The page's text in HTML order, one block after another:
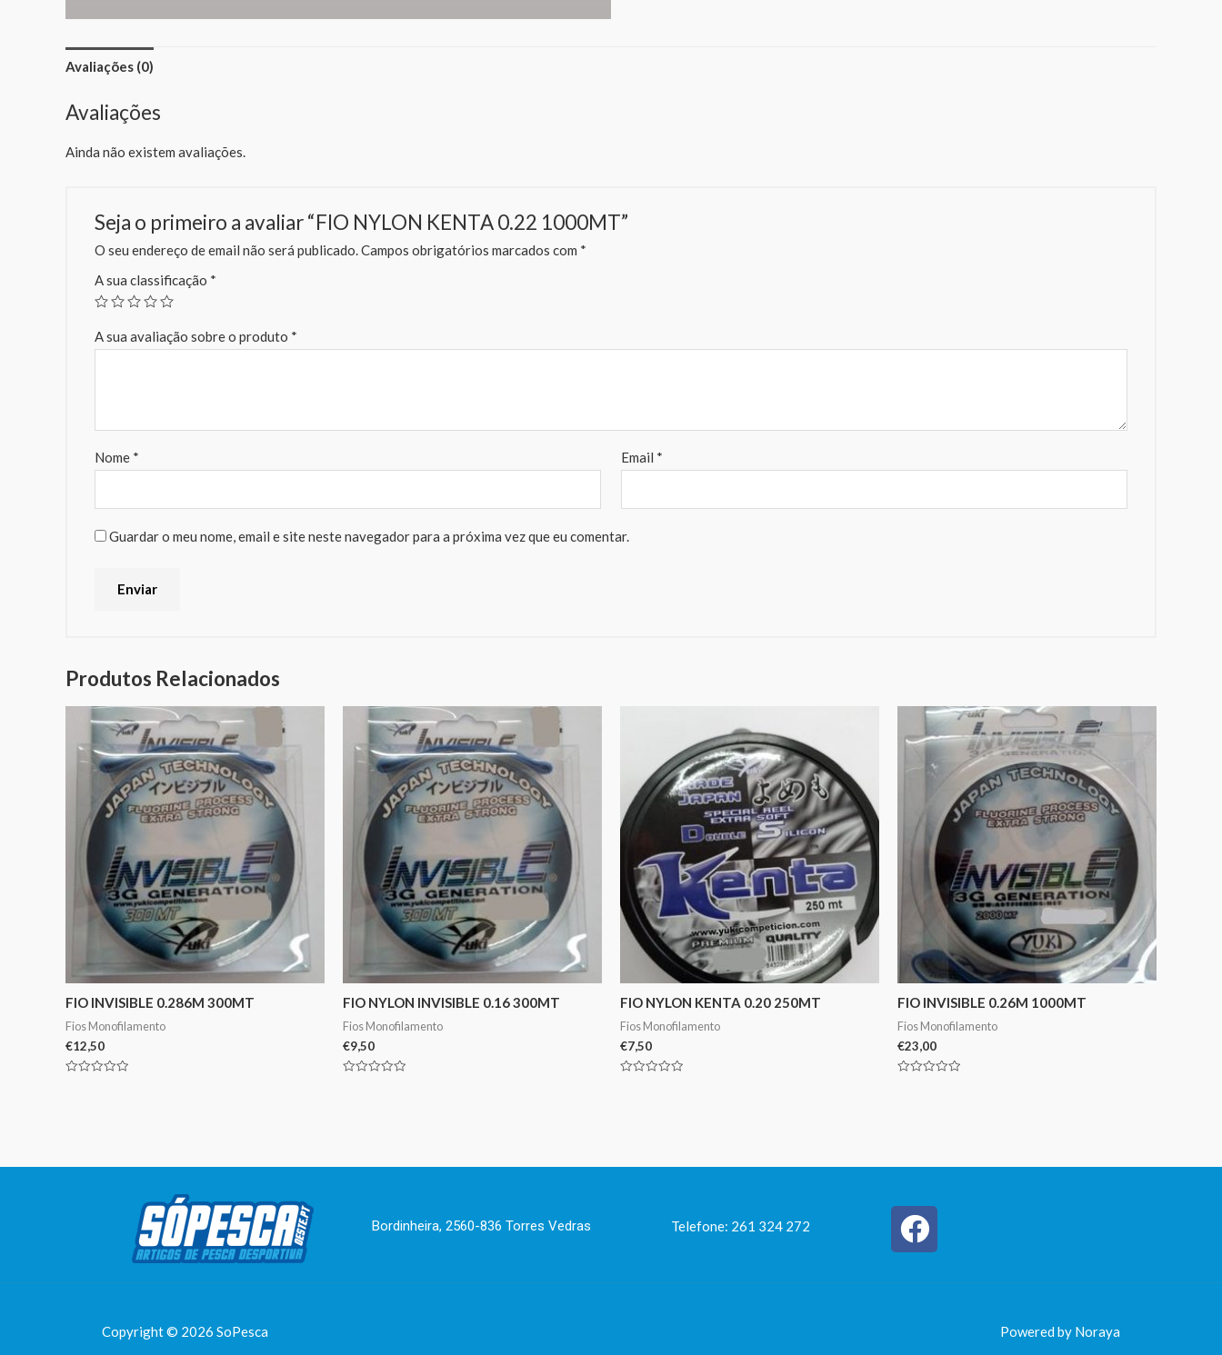
Avaliações (0)
Avaliações
Ainda não existem avaliações.
Seja o primeiro a avaliar “FIO NYLON KENTA 0.22 1000MT”
O seu endereço de email não será publicado.Campos obrigatórios marcados com *
A sua classificação *
A sua avaliação sobre o produto *
Nome * Email *
Guardar o meu nome, email e site neste navegador para a próxima vez que eu comentar.
Produtos Relacionados
FIO INVISIBLE 0.286M 300MT
Fios Monofilamento
€12,50
FIO NYLON INVISIBLE 0.16 300MT
Fios Monofilamento
€9,50
FIO NYLON KENTA 0.20 250MT
Fios Monofilamento
€7,50
FIO INVISIBLE 0.26M 1000MT
Fios Monofilamento
€23,00
Bordinheira, 2560-836 Torres Vedras Telefone: 261 324 272
Copyright © 2026 SoPesca Powered by Noraya